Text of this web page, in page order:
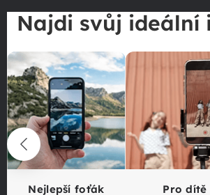
Najdi svůj ideální
Nejlepší foťák
Pro dítě